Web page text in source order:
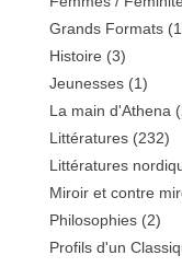
Grands Formats
Histoire (3)
Jeunesses(1)
La main d'Athena
Littératures(232)
Littératures
Miroir et contre
Philosophies(2)
Profils d'un